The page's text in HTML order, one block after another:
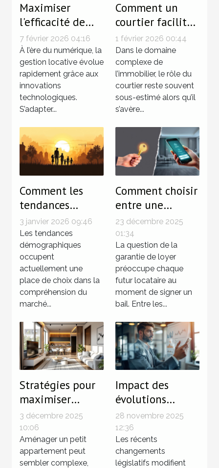
Maximiser
l'efficacité de
votre gestion
locative avec les
dernières
technologies
7 février 2026 04:16
À l’ère du numérique, la
gestion locative évolue
rapidement grâce aux
innovations
technologiques.
S’adapter...
Comment un
courtier facilite
les transactions
immobilières ?
1 février 2026 00:44
Dans le domaine
complexe de
l’immobilier, le rôle du
courtier reste souvent
sous-estimé alors qu’il
s’avère...
Comment les
tendances
démographiques
influencent le
marché
immobilier ?
3 janvier 2026 09:46
Les tendances
démographiques
occupent
actuellement une
place de choix dans la
compréhension du
marché...
Comment choisir
entre une
garantie de
loyer
traditionnelle et
une solution
sans dépôt ?
23 décembre 2025
01:34
La question de la
garantie de loyer
préoccupe chaque
futur locataire au
moment de signer un
bail. Entre les...
Stratégies pour
maximiser
l'espace dans les
petits
appartements
3 décembre 2025
10:06
Aménager un petit
appartement peut
sembler complexe,
Impact des
évolutions
législatives sur
les
investissements
en LMNP
28 novembre 2025
12:36
Les récents
changements
législatifs modifient